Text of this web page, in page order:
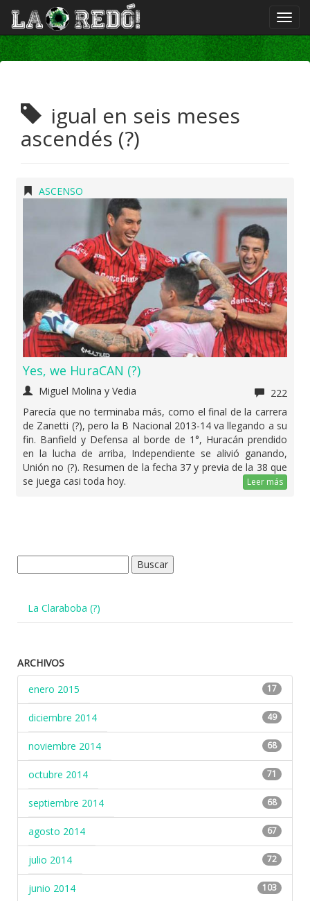
igual en seis meses
ascendés (?)
ASCENSO
Yes, we HuraCAN (?)
Miguel Molina y Vedia
222
Parecía que no terminaba más, como el final de la carrera
de Zanetti (?), pero la B Nacional 2013-14 va llegando a su
fin. Banfield y Defensa al borde de 1°, Huracán prendido
en la lucha de arriba, Independiente se alivió ganando,
Unión no (?). Resumen de la fecha 37 y previa de la 38 que
se juega casi toda hoy.
Leer más
La Claraboba (?)
ARCHIVOS
enero 2015
17
diciembre 2014 49
noviembre 2014 68
octubre 2014 71
septiembre 2014 68
agosto 2014 67
julio 2014 72
junio 2014 103